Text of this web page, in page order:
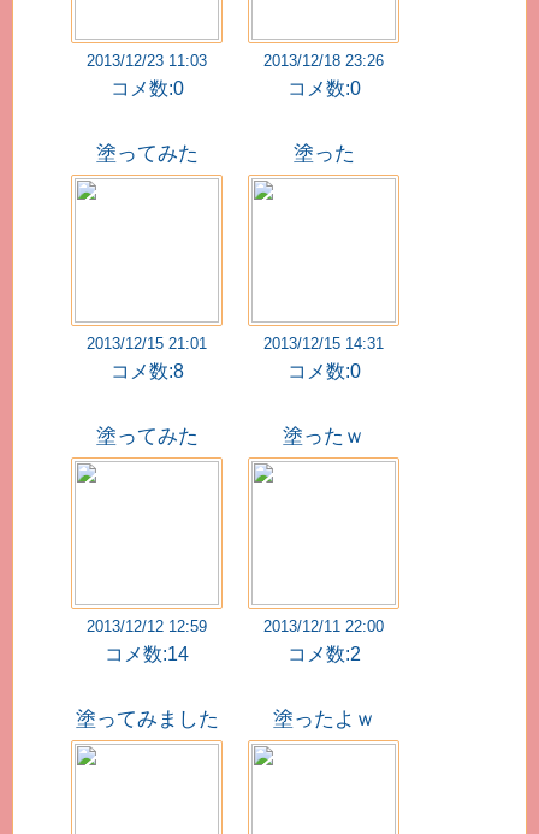
2013/12/23 11:03
コメ数:0
2013/12/18 23:26
コメ数:0
塗ってみた
2013/12/15 21:01
コメ数:8
塗った
2013/12/15 14:31
コメ数:0
塗ってみた
2013/12/12 12:59
コメ数:14
塗ったｗ
2013/12/11 22:00
コメ数:2
塗ってみました 塗ったよｗ